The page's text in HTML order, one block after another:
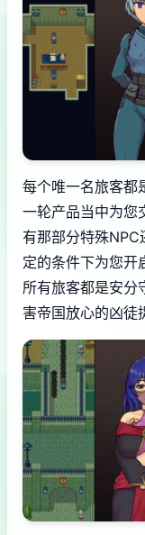
每个唯一名旅客都
一轮产品当中为您
有那部分特殊
定的条件下为您开
所有旅客都是安分
害帝国放心的凶徒